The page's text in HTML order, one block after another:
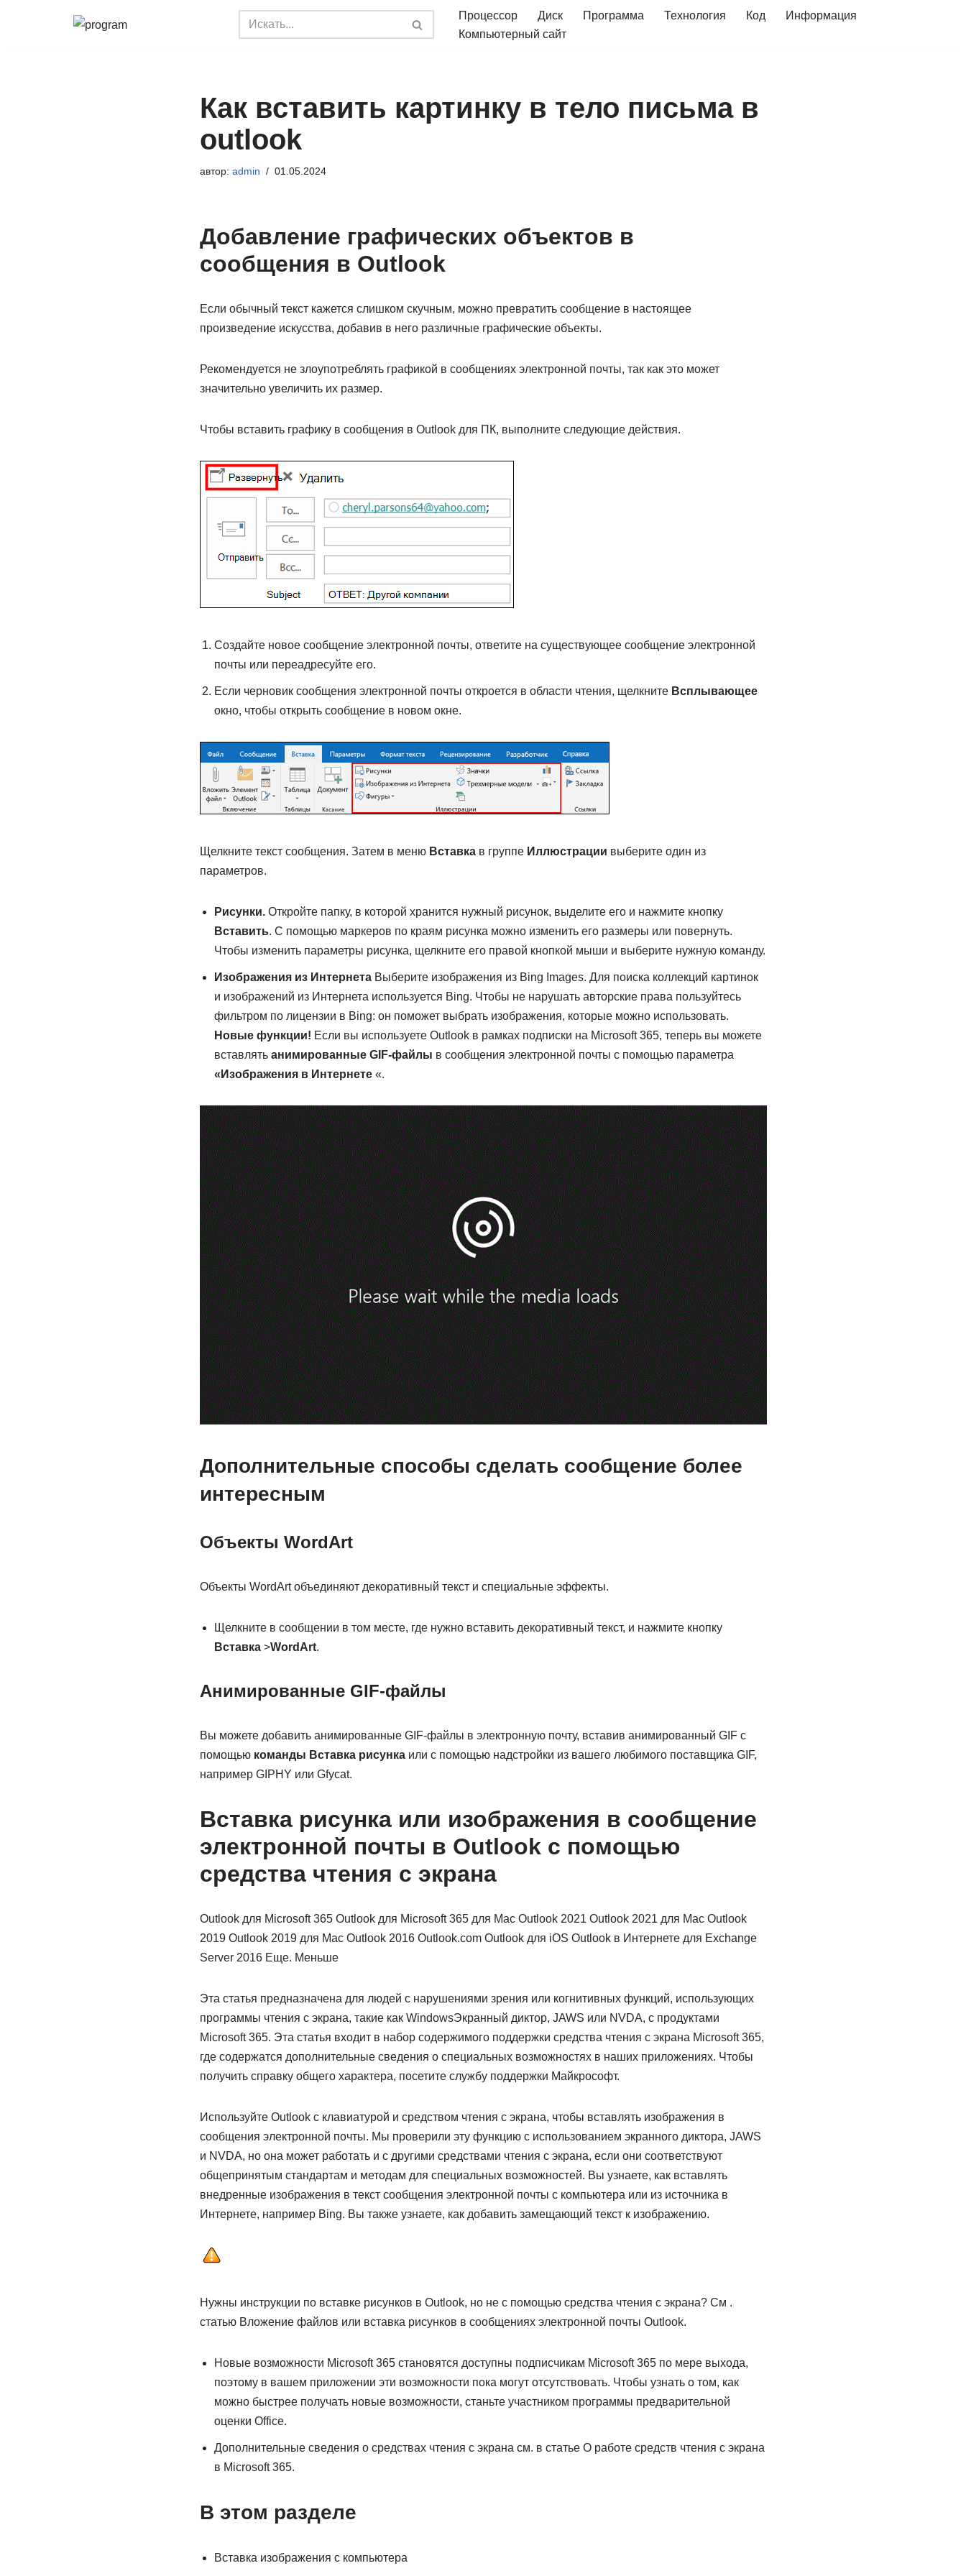
Процессор Диск Программа Технология Код
Информация
Компьютерный сайт
Как вставить картинку в тело письма в
outlook
автор: admin 01.05.2024
Добавление графических объектов в
сообщения в Outlook
Если обычный текст кажется слишком скучным, можно превратить сообщение в настоящее
произведение искусства, добавив в него различные графические объекты.
Рекомендуется не злоупотреблять графикой в сообщениях электронной почты, так как это может
значительно увеличить их размер.
Чтобы вставить графику в сообщения в Outlook для ПК, выполните следующие действия.
Создайте новое сообщение электронной почты, ответите на существующее сообщение электронной
почты или переадресуйте его.
Если черновик сообщения электронной почты откроется в области чтения, щелкните Всплывающее
окно, чтобы открыть сообщение в новом окне.
Щелкните текст сообщения. Затем в меню Вставкав группе Иллюстрации выберите один из
параметров.
Рисунки.Откройте папку, в которой хранится нужный рисунок, выделите его и нажмите кнопку
Вставить. С помощью маркеров по краям рисунка можно изменить его размеры или повернуть.
Чтобы изменить параметры рисунка, щелкните его правой кнопкой мыши и выберите нужную команду.
Изображения из ИнтернетаВыберите изображения из Bing Images. Для поиска коллекций картинок
и изображений из Интернета используется Bing. Чтобы не нарушать авторские права пользуйтесь
фильтром по лицензии в Bing: он поможет выбрать изображения, которые можно использовать.
Новые функции! Если вы используете Outlook в рамках подписки на Microsoft 365, теперь вы можете
вставлять анимированные GIF-файлы в сообщения электронной почты с помощью параметра
«Изображения в Интернете«.
Дополнительные способы сделать сообщение более
интересным
Объекты WordArt
Объекты WordArt объединяют декоративный текст и специальные эффекты.
Щелкните в сообщении в том месте, где нужно вставить декоративный текст, и нажмите кнопку
Вставка>WordArt.
Анимированные GIF-файлы
Вы можете добавить анимированные GIF-файлы в электронную почту, вставив анимированный GIF с
помощью команды Вставка рисункаили с помощью надстройки из вашего любимого поставщика GIF,
например GIPHY или Gfycat.
Вставка рисунка или изображения в сообщение
электронной почты в Outlook с помощью
средства чтения с экрана
Outlook для Microsoft 365 Outlook для Microsoft 365 для Mac Outlook 2021 Outlook 2021 для Mac Outlook
2019 Outlook 2019 для Mac Outlook 2016 Outlook.com Outlook для iOS Outlook в Интернете для Exchange
Server 2016 Еще. Меньше
Эта статья предназначена для людей с нарушениями зрения или когнитивных функций, использующих
программы чтения с экрана, такие как WindowsЭкранный диктор, JAWS или NVDA, с продуктами
Microsoft 365. Эта статья входит в набор содержимого поддержки средства чтения с экрана Microsoft 365,
где содержатся дополнительные сведения о специальных возможностях в наших приложениях. Чтобы
получить справку общего характера, посетите службу поддержки Майкрософт.
Используйте Outlook с клавиатурой и средством чтения с экрана, чтобы вставлять изображения в
сообщения электронной почты. Мы проверили эту функцию с использованием экранного диктора, JAWS
и NVDA, но она может работать и с другими средствами чтения с экрана, если они соответствуют
общепринятым стандартам и методам для специальных возможностей. Вы узнаете, как вставлять
внедренные изображения в текст сообщения электронной почты с компьютера или из источника в
Интернете, например Bing. Вы также узнаете, как добавить замещающий текст к изображению.
Нужны инструкции по вставке рисунков в Outlook, но не с помощью средства чтения с экрана? См .
статью Вложение файлов или вставка рисунков в сообщениях электронной почты Outlook.
Новые возможности Microsoft 365 становятся доступны подписчикам Microsoft 365 по мере выхода,
поэтому в вашем приложении эти возможности пока могут отсутствовать. Чтобы узнать о том, как
можно быстрее получать новые возможности, станьте участником программы предварительной
оценки Office.
Дополнительные сведения о средствах чтения с экрана см. в статье О работе средств чтения с экрана
в Microsoft 365.
В этом разделе
Вставка изображения с компьютера